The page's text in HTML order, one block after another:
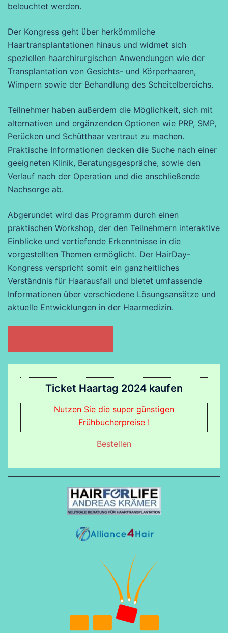
beleuchtet werden.
Der Kongress geht über herkömmliche
Haartransplantationen hinaus und widmet sich
speziellen haarchirurgischen Anwendungen wie der
Transplantation von Gesichts- und Körperhaaren,
Wimpern sowie der Behandlung des Scheitelbereichs.
Teilnehmer haben außerdem die Möglichkeit, sich mit
alternativen und ergänzenden Optionen wie PRP, SMP,
Perücken und Schütthaar vertraut zu machen.
Praktische Informationen decken die Suche nach einer
geeigneten Klinik, Beratungsgespräche, sowie den
Verlauf nach der Operation und die anschließende
Nachsorge ab.
Abgerundet wird das Programm durch einen
praktischen Workshop, der den Teilnehmern interaktive
Einblicke und vertiefende Erkenntnisse in die
vorgestellten Themen ermöglicht. Der HairDay-
Kongress verspricht somit ein ganzheitliches
Verständnis für Haarausfall und bietet umfassende
Informationen über verschiedene Lösungsansätze und
aktuelle Entwicklungen in der Haarmedizin.
Ticket Haartag 2024 kaufen
Nutzen Sie die super günstigen
Frühbucherpreise !
Bestellen